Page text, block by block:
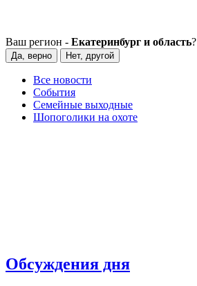
Ваш регион - Екатеринбург и область?
Да, верно Нет, другой
Все новости
События
Семейные выходные
Шопоголики на охоте
Обсуждения дня